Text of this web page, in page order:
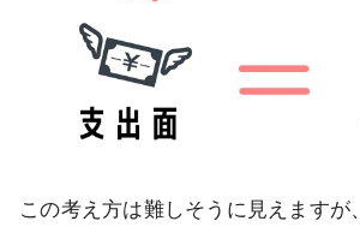
この考え方は難しそうに見えますが